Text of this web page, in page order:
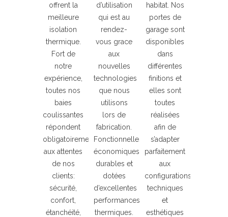
offrent la
meilleure
isolation
thermique.
Fort de
notre
expérience,
toutes nos
baies
coulissantes
répondent
obligatoirement
aux attentes
de nos
clients:
sécurité,
confort,
étanchéité,
d’utilisation
qui est au
rendez-
vous grace
aux
nouvelles
technologies
que nous
utilisons
lors de
fabrication.
Fonctionnelles,
économiques,
durables et
dotées
d’excellentes
performances
thermiques.
habitat. Nos
portes de
garage sont
disponibles
dans
différentes
finitions et
elles sont
toutes
réalisées
afin de
s’adapter
parfaitement
aux
configurations
techniques
et
esthétiques